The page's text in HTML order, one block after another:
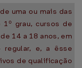
uma ou mais das
grau, cursos de
14 a 18 anos, em
regular, e, a êsse
de qualificação